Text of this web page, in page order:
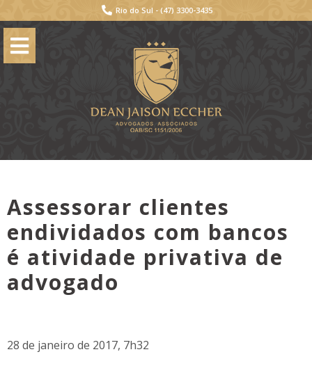
Rio do Sul - (47) 3300-3435
Assessorar clientes
endividados com bancos
é atividade privativa de
advogado
28 de janeiro de 2017, 7h32